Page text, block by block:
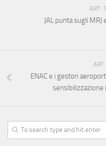
ART.
JAL punta sugli
ENAC e i gestori
sensibilizzazione